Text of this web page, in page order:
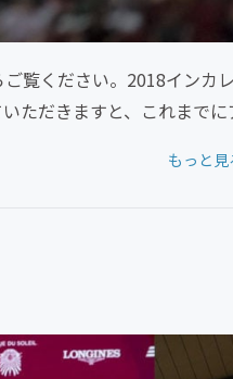
ご覧ください。2018イン
ただきますと、これまでに
もっと見